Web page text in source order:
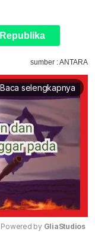
sumber : ANTARA
Baca selengkapnya
Powered by GliaStudios